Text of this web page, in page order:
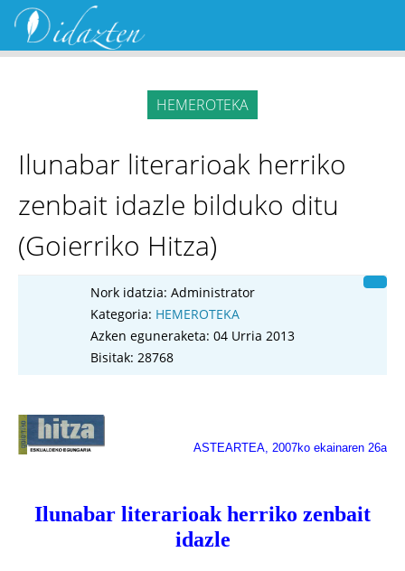
HEMEROTEKA
Ilunabar literarioak herriko
zenbait idazle bilduko ditu
(Goierriko Hitza)
Nork idatzia: Administrator
Kategoria: HEMEROTEKA
Azken eguneraketa: 04 Urria 2013
Bisitak: 28768
ASTEARTEA, 2007ko ekainaren 26a
Ilunabar literarioak herriko zenbait
idazle